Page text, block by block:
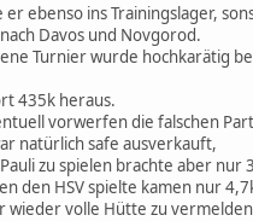
er ebenso ins Trainingslager,
Davos und Novgorod.
Turnier wurde hochkarätig
435k heraus.
vorwerfen die falschen
natürlich safe ausverkauft,
zu spielen brachte aber nur
den HSV spielte kamen nur
wieder volle Hütte zu